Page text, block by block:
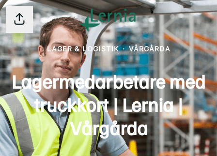
Dela sidan
LAGER & LOGISTIK · VÅRGÅRDA
Lagermedarbetare med
truckkort | Lernia |
Vårgårda